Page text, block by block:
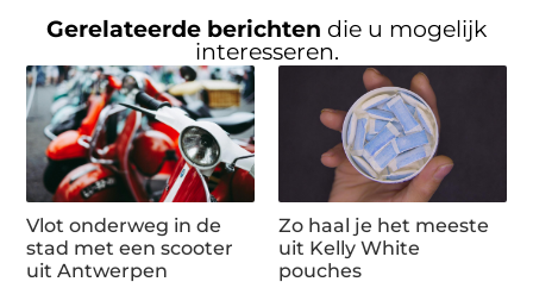
Gerelateerde berichten die u mogelijk
interesseren.
Vlot onderweg in de
stad met een scooter
uit Antwerpen
Zo haal je het meeste
uit Kelly White
pouches